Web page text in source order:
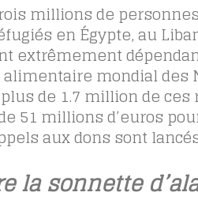
millions de
en Égypte, au
extrêmement
mondial des
de 1.7 million de
51 millions d’euros
aux dons sont
la sonnette